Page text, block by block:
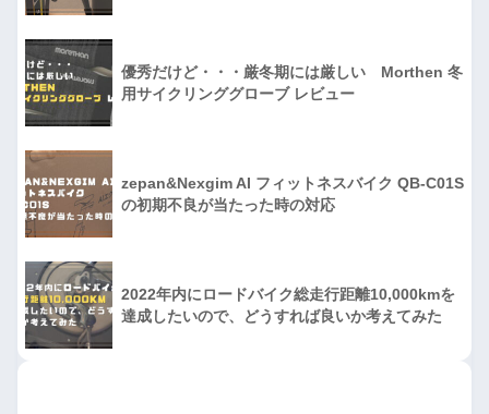
優秀だけど・・・厳冬期には厳しい Morthen 冬
用サイクリンググローブ レビュー
zepan&Nexgim AI フィットネスバイク QB-C01S
の初期不良が当たった時の対応
2022年内にロードバイク総走行距離10,000kmを
達成したいので、どうすれば良いか考えてみた